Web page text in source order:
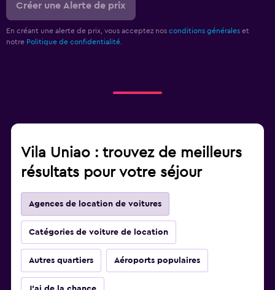
Créer une Alerte de prix
En créant une alerte de prix, vous acceptez nos conditions générales et
notre Politique de confidentialité.
Vila Uniao : trouvez de meilleurs
résultats pour votre séjour
Agences de location de voitures
Catégories de voiture de location
Autres quartiers Aéroports populaires